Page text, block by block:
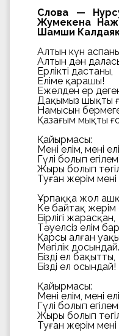
Слова —
Жумекена
Шамши
Алтын күн
Алтын дән
Ерліктің дастаны,
Еліме қарашы!
Ежелден ер
Даңқымыз шықты
Намысын
Қазағым мықты
Қайырмасы:
Менің елім, менің
Гүлің болып
Жырың болып
Туған жерім
Ұрпаққа жол
Кең байтақ жерім
Бірлігі жарасқан,
Тәуелсіз елім
Қарсы алған
Мәңгілік досындай.
Біздің ел бақытты,
Біздің ел осындай!
Қайырмасы:
Менің елім, менің
Гүлің болып
Жырың болып
Туған жерім